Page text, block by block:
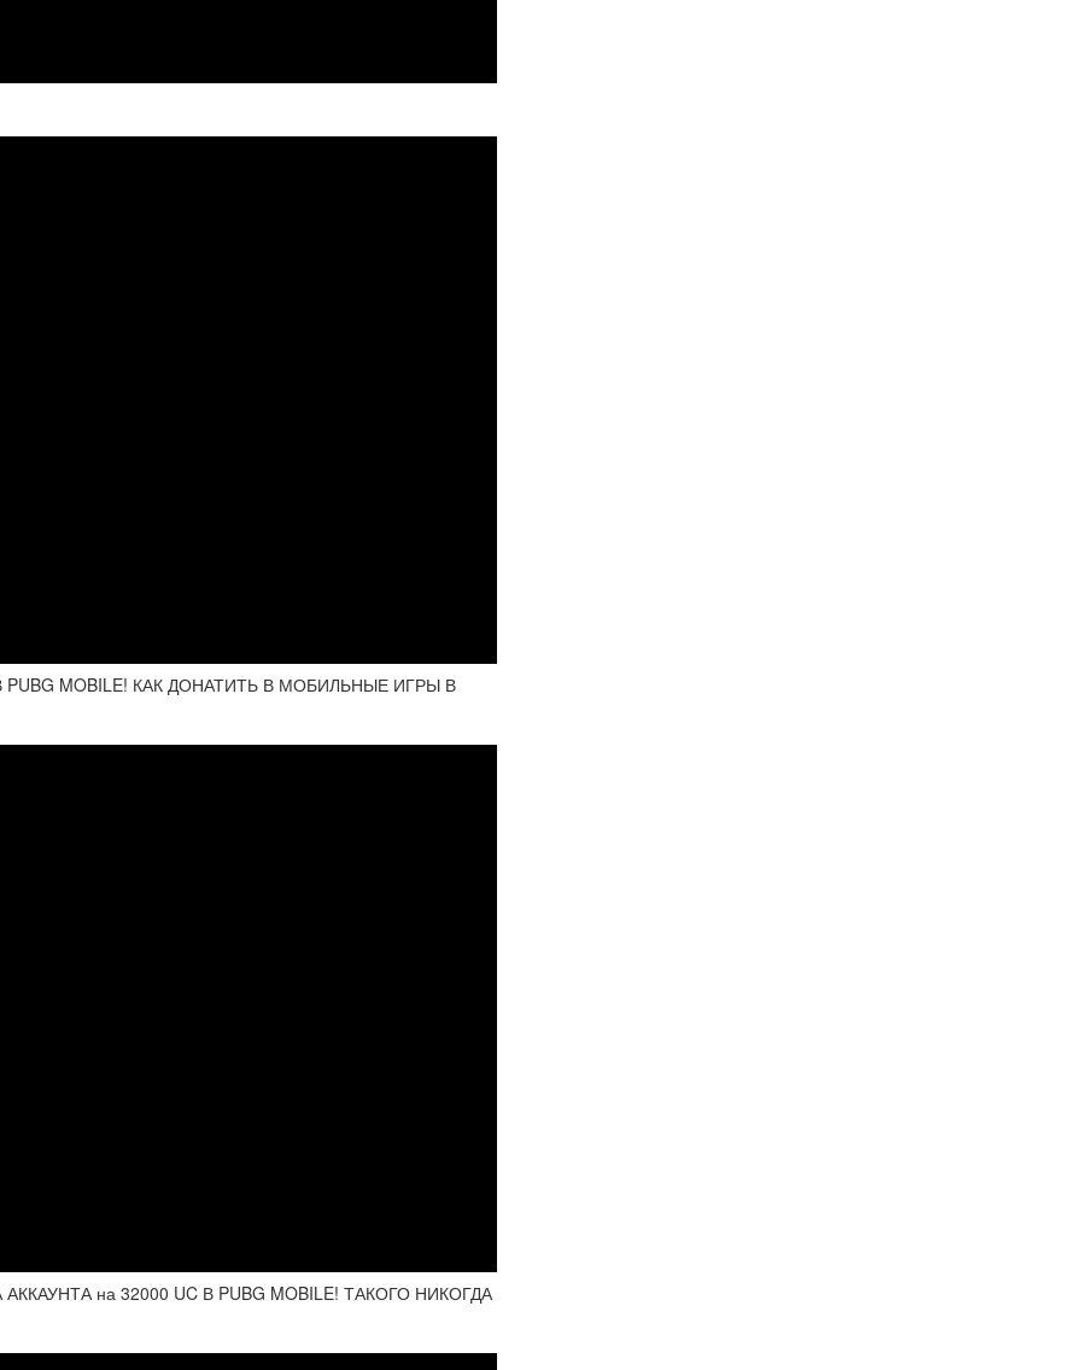
MOBILE! КАК ДОНАТИТЬ В МОБИЛЬНЫЕ ИГРЫ В
на 32000 UC В PUBG MOBILE! ТАКОГО НИКОГДА